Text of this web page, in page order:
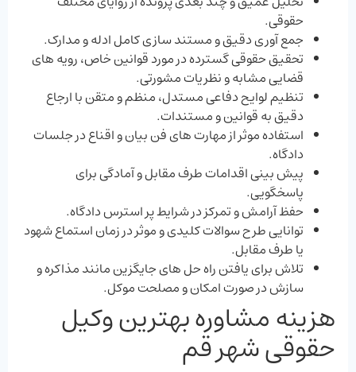
حقوقی.
جمع ‌آوری دقیق و مستند سازی کامل ادله و مدارک.
تحقیق حقوقی گسترده در مورد قوانین خاص، رویه‌ های
قضایی مشابه و نظریات مشورتی.
تنظیم لوایح دفاعی مستدل، منظم و متقن با ارجاع
دقیق به قوانین و مستندات.
استفاده موثر از مهارت ‌های فن بیان و اقناع در جلسات
دادگاه.
پیش ‌بینی اقدامات طرف مقابل و آمادگی برای
پاسخگویی.
حفظ آرامش و تمرکز در شرایط پر استرس دادگاه.
توانایی طرح سوالات کلیدی و موثر در زمان استماع شهود
یا طرف مقابل.
تلاش برای یافتن راه ‌حل ‌های جایگزین مانند مذاکره و
سازش در صورت امکان و مصلحت موکل.
هزینه مشاوره بهترین وکیل
حقوقی شهر قم